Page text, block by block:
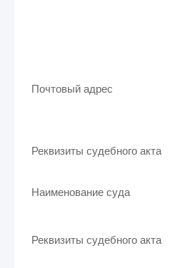
Почтовый адрес
Реквизиты судебного акта
Наименование суда
Реквизиты судебного акта